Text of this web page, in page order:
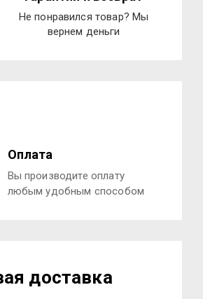
Не понравился товар? Мы
вернем деньги
Оплата
Вы производите оплату
любым удобным способом
доставка